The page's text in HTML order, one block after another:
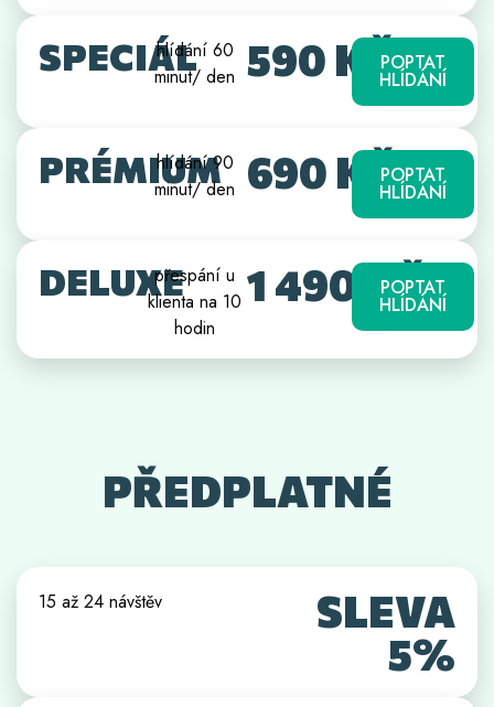
SPECIÁL
hlídání 60
minut/ den 590 KČPOPTAT
HLÍDÁNÍ
PRÉMIUM
hlídání 90
minut/ den 690 KČPOPTAT
HLÍDÁNÍ
DELUXEpřespání u
klienta na 10
hodin
1 490 KČ
POPTAT
HLÍDÁNÍ
PŘEDPLATNÉ
15 až 24 návštěv
SLEVA
5%